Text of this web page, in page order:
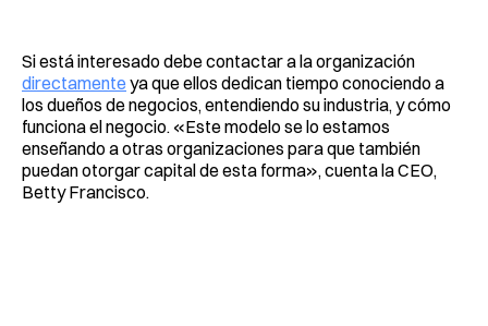
Si está interesado debe contactar a la organización
directamenteya que ellos dedican tiempo conociendo a
los dueños de negocios, entendiendo su industria, y cómo
funciona el negocio. «Este modelo se lo estamos
enseñando a otras organizaciones para que también
puedan otorgar capital de esta forma», cuenta la CEO,
Betty Francisco.